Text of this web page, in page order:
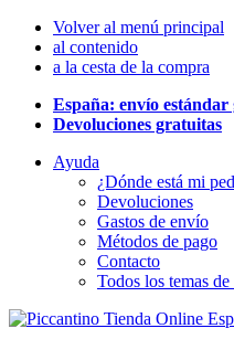
Volver al menú principal
al contenido
a la cesta de la compra
España: envío
Devoluciones gratuitas
Ayuda
¿Dónde está mi
Devoluciones
Gastos de envío
Métodos de pago
Contacto
Todos los temas